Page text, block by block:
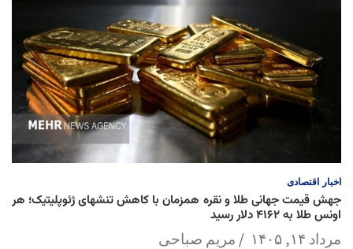
اخبار اقتصادی
جهش قیمت جهانی طلا و نقره همزمان با کاهش تنشهای ژئوپلیتیک؛ هر
اونس طلا به ۴۱۶۲ دلار رسید
مرداد ۱۴, ۱۴۰۵ مریم صباحی